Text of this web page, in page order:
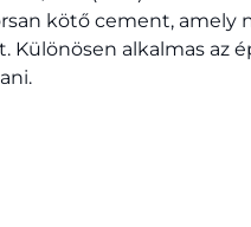
kötő cement, amely
Különösen alkalmas az